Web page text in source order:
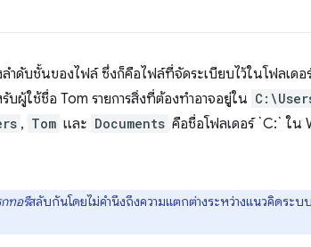
ดับชั้นของไฟล์ ซึ่งก็คือไฟล์ที่จัดระเบียบไว้ในโฟลเด
ผู้ใช้ชื่อ Tom รายการสิ่งที่ต้องทำอาจอยู่ใน
, Tom และ Documents คือชื่อโฟลเดอร์ `C:` ใน
กทอรีสลับกันโดยไม่คำนึงถึงความแตกต่างระหว่างแนวคิดระบ